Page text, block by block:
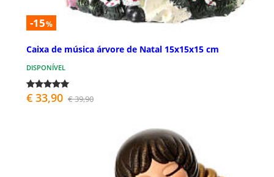
-15%
Caixa de música árvore de Natal 15x15x15 cm
DISPONÍVEL
€ 33,90 € 39,90